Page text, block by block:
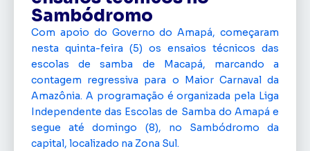
Sambódromo
Com apoio do Governo do Amapá, começaram
nesta quinta-feira (5) os ensaios técnicos das
escolas de samba de Macapá, marcando a
contagem regressiva para o Maior Carnaval da
Amazônia. A programação é organizada pela Liga
Independente das Escolas de Samba do Amapá e
segue até domingo (8), no Sambódromo da
capital, localizado na Zona Sul.